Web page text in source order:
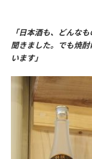
「日本酒も、どんな
聞きました。でも焼
います」